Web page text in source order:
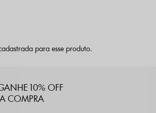
para esse produto.
10% OFF
COMPRA